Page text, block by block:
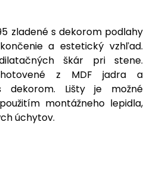
zladené s dekorom podlahy
a estetický vzhľad.
škár pri stene.
z MDF jadra a
dekorom. Lišty je možné
montážneho lepidla,
úchytov.